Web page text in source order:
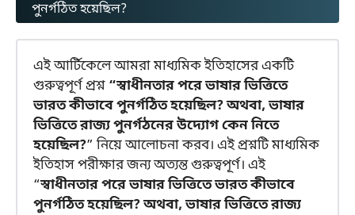
পুনর্গঠিত হয়েছিল?
এই আর্টিকেলে আমরা মাধ্যমিক ইতিহাসের একটি
গুরুত্বপূর্ণ প্রশ্ন “স্বাধীনতার পরে ভাষার ভিত্তিতে
ভারত কীভাবে পুনর্গঠিত হয়েছিল? অথবা, ভাষার
ভিত্তিতে রাজ্য পুনর্গঠনের উদ্যোগ কেন নিতে
হয়েছিল?” নিয়ে আলোচনা করব। এই প্রশ্নটি মাধ্যমিক
ইতিহাস পরীক্ষার জন্য অত্যন্ত গুরুত্বপূর্ণ। এই
“স্বাধীনতার পরে ভাষার ভিত্তিতে ভারত কীভাবে
পুনর্গঠিত হয়েছিল? অথবা, ভাষার ভিত্তিতে রাজ্য